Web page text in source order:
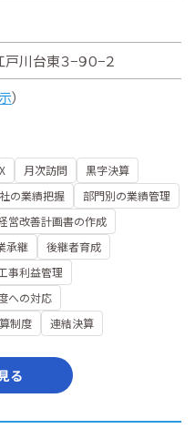
川台東３−９０−２
）
月次訪問
黒字決算
の業績把握
部門別の業績管理
営改善計画書の作成
承継
後継者育成
事利益管理
への対応
制度 連結決算
る